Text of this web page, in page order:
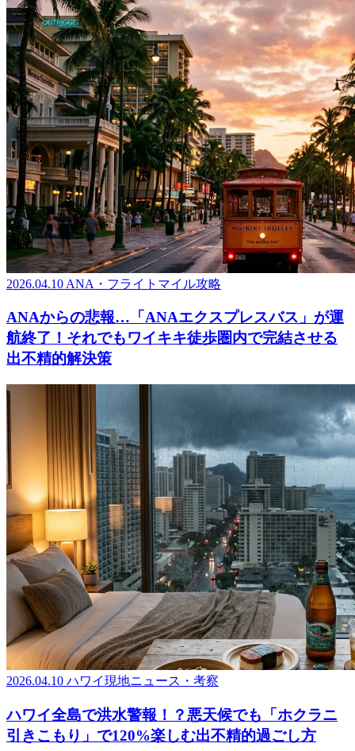
2026.04.10 ANA・フライトマイル攻略
ANAからの悲報…「ANAエクスプレスバス」が運
航終了！それでもワイキキ徒歩圏内で完結させる
出不精的解決策
2026.04.10 ハワイ現地ニュース・考察
ハワイ全島で洪水警報！？悪天候でも「ホクラニ
引きこもり」で120%楽しむ出不精的過ごし方